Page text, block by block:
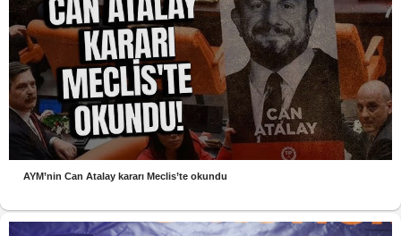
AYM’nin Can Atalay kararı Meclis’te okundu